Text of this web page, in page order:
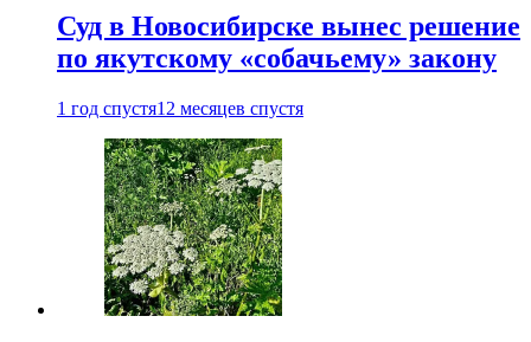
Суд в Новосибирске вынес решение
по якутскому «собачьему» закону
1 год спустя12 месяцев спустя